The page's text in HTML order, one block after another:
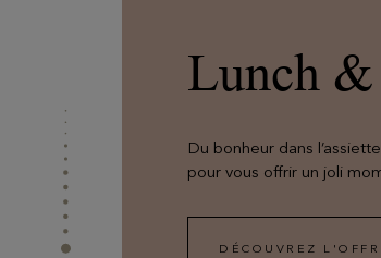
Hôtel Le Manoir
Evian Resort Golf Club
Le Casino
Lunch &
Du bonheur dans
pour vous offrir un joli
DÉCOUVREZ